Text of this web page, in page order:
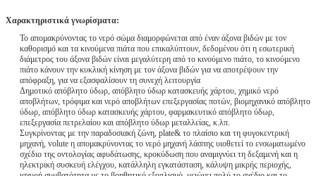
Χαρακτηριστικά γνωρίσματα:
Το απομακρύνοντας το νερό σώμα διαμορφώνεται από έναν άξονα βιδών με τον
καθορισμό και τα κινούμενα πιάτα που επικαλύπτουν, δεδομένου ότι η εσωτερική
διάμετρος του άξονα βιδών είναι μεγαλύτερη από το κινούμενο πιάτο, το κινούμενο
πιάτο κάνουν την κυκλική κίνηση με τον άξονα βιδών για να αποτρέψουν την
απόφραξη, για να εξασφαλίσουν τη συνεχή λειτουργία
Δημοτικό απόβλητο ύδωρ, απόβλητο ύδωρ κατασκευής χάρτου, χημικό νερό
αποβλήτων, τρόφιμα και νερό αποβλήτων επεξεργασίας ποτών, βιομηχανικό απόβλητο
ύδωρ, απόβλητο ύδωρ κατασκευής χάρτου, φαρμακευτικό απόβλητο ύδωρ,
επεξεργασία πετρελαίου και απόβλητο ύδωρ μεταλλείας, κ.λπ.
Συγκρίνοντας με την παραδοσιακή ζώνη, plate& το πλαίσιο και τη φυγοκεντρική
μηχανή, volute η απομακρύνοντας το νερό μηχανή λάσπης υιοθετεί το ενσωματωμένο
σχέδιο της οντολογίας αφυδάτωσης, κροκύδωση που αναμιγνύει τη δεξαμενή και η
ηλεκτρική συσκευή ελέγχου, κατάλληλη εγκατάσταση, κάλυψη μικρής περιοχής,